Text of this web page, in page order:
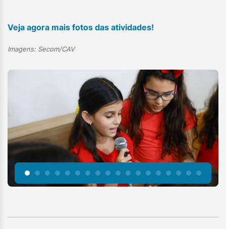
Veja agora mais fotos das atividades!
Imagens: Secom/CAV